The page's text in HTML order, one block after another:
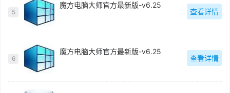
5
魔方电脑大师官方最新版-v6.25
查看详情
6
魔方电脑大师官方最新版-v6.25
查看详情